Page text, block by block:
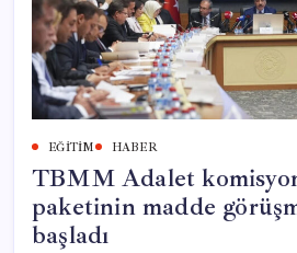
EĞITIM HABER
TBMM Adalet
paketinin madde
başladı